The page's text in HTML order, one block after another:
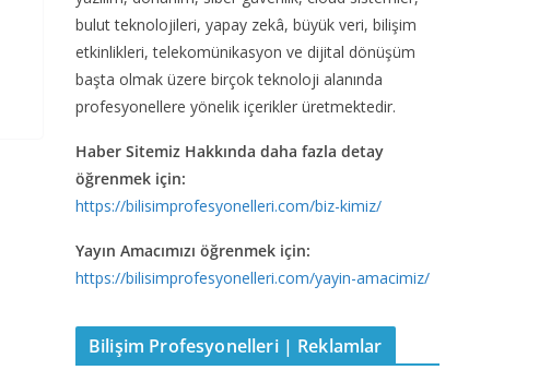
bulut teknolojileri, yapay zekâ, büyük veri, bilişim
etkinlikleri, telekomünikasyon ve dijital dönüşüm
başta olmak üzere birçok teknoloji alanında
profesyonellere yönelik içerikler üretmektedir.
Haber Sitemiz Hakkında daha fazla detay
öğrenmek için:
https://bilisimprofesyonelleri.com/biz-kimiz/
Yayın Amacımızı öğrenmek için:
https://bilisimprofesyonelleri.com/yayin-amacimiz/
Bilişim Profesyonelleri | Reklamlar